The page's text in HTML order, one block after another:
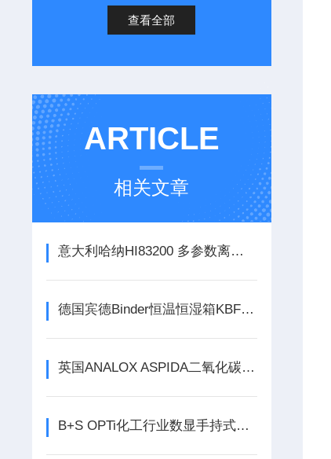
查看全部
ARTICLE
相关文章
意大利哈纳HI83200 多参数离子浓度测试仪参数
德国宾德Binder恒温恒湿箱KBF系列蒸汽筒的清洗
英国ANALOX ASPIDA二氧化碳/氧气气体分析仪（355g）
B+S OPTi化工行业数显手持式折光仪